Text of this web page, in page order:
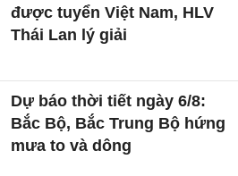
được tuyển Việt Nam, HLV
Thái Lan lý giải
Dự báo thời tiết ngày 6/8:
Bắc Bộ, Bắc Trung Bộ hứng
mưa to và dông